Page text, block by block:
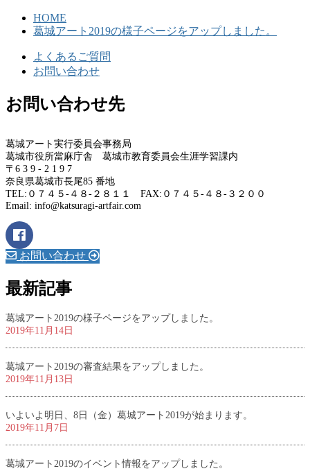
HOME
葛城アート2019の様子ページをアップしました。
よくあるご質問
お問い合わせ
お問い合わせ先
葛城アート実行委員会事務局
葛城市役所當麻庁舎 葛城市教育委員会生涯学習課内
〒6 3 9 - 2 1 9 7
奈良県葛城市長尾85 番地
TEL:０７４５-４８-２８１１ FAX:０７４５-４８-３２００
Email: info@katsuragi-artfair.com
お問い合わせ
最新記事
葛城アート2019の様子ページをアップしました。
2019年11月14日
葛城アート2019の審査結果をアップしました。
2019年11月13日
いよいよ明日、8日（金）葛城アート2019が始まります。
2019年11月7日
葛城アート2019のイベント情報をアップしました。